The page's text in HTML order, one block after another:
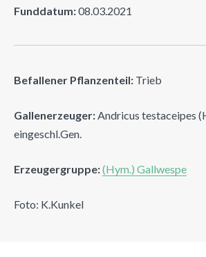
Funddatum:08.03.2021
Befallener Pflanzenteil: Trieb
Gallenerzeuger:Andricus testaceipes
eingeschl.Gen.
Erzeugergruppe:(Hym.) Gallwespe
Foto: K.Kunkel